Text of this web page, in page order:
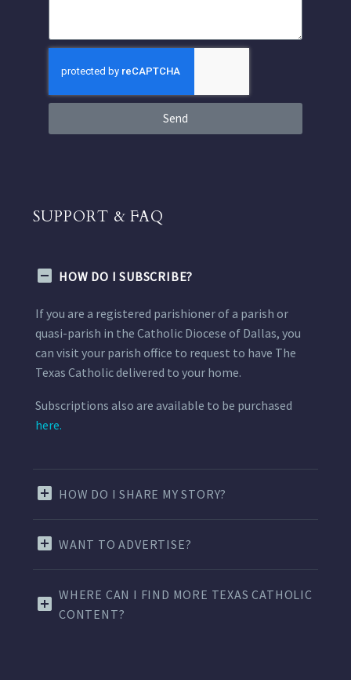
Send
SUPPORT & FAQ
HOW DO I SUBSCRIBE?
If you are a registered parishioner of a parish or
quasi-parish in the Catholic Diocese of Dallas, you
can visit your parish office to request to have The
Texas Catholic delivered to your home.
Subscriptions also are available to be purchased
here.
HOW DO I SHARE MY STORY?
WANT TO ADVERTISE?
WHERE CAN I FIND MORE TEXAS CATHOLIC
CONTENT?